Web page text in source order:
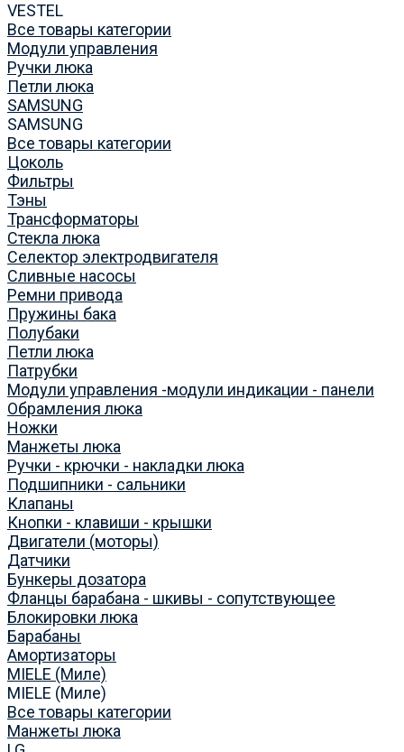
VESTEL
Все товары категории
Модули управления
Ручки люка
Петли люка
SAMSUNG
SAMSUNG
Все товары категории
Цоколь
Фильтры
Тэны
Трансформаторы
Стекла люка
Селектор электродвигателя
Сливные насосы
Ремни привода
Пружины бака
Полубаки
Петли люка
Патрубки
Модули управления -модули индикации - панели
Обрамления люка
Ножки
Манжеты люка
Ручки - крючки - накладки люка
Подшипники - сальники
Клапаны
Кнопки - клавиши - крышки
Двигатели (моторы)
Датчики
Бункеры дозатора
Фланцы барабана - шкивы - сопутствующее
Блокировки люка
Барабаны
Амортизаторы
MIELE (Миле)
MIELE (Миле)
Все товары категории
Манжеты люка